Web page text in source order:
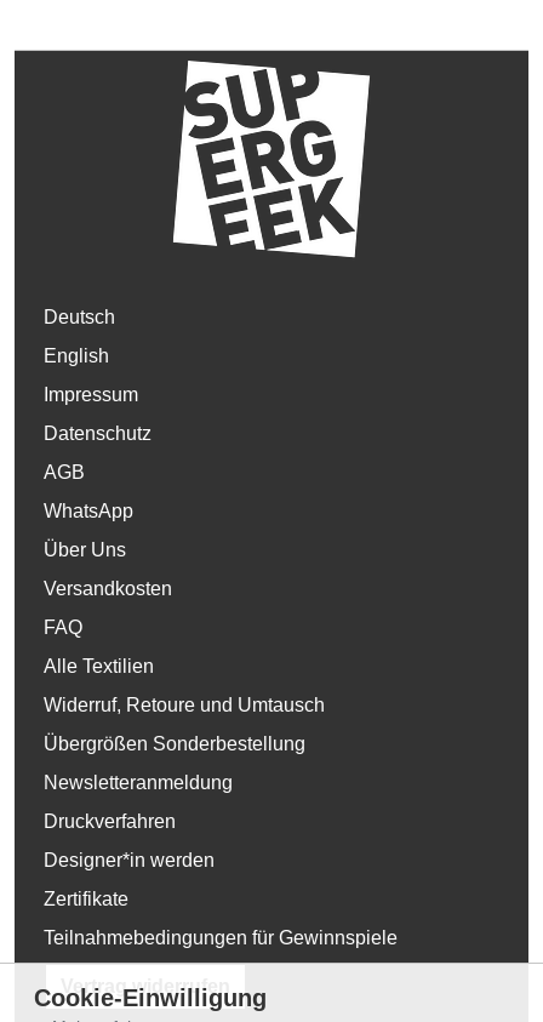
Deutsch
English
Impressum
Datenschutz
AGB
WhatsApp
Über Uns
Versandkosten
FAQ
Alle Textilien
Widerruf, Retoure und Umtausch
Übergrößen Sonderbestellung
Newsletteranmeldung
Druckverfahren
Designer*in werden
Zertifikate
Teilnahmebedingungen für Gewinnspiele
Vertrag widerrufen
Cookie-Einwilligung